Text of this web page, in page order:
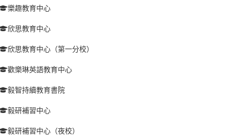
樂趣教育中心
欣思教育中心
欣思教育中心（第一分校）
歡樂琳英語教育中心
毅智持續教育書院
毅研補習中心
毅研補習中心（夜校）